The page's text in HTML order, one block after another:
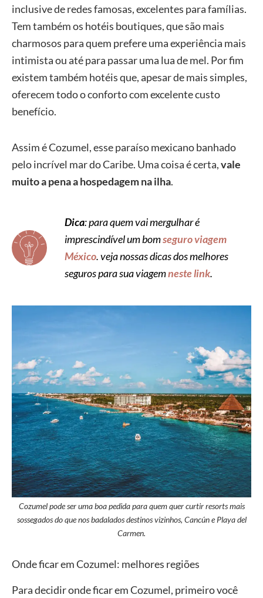
inclusive de redes famosas, excelentes para famílias.
Tem também os hotéis boutiques, que são mais
charmosos para quem prefere uma experiência mais
intimista ou até para passar uma lua de mel. Por fim
existem também hotéis que, apesar de mais simples,
oferecem todo o conforto com excelente custo
benefício.
Assim é Cozumel, esse paraíso mexicano banhado
pelo incrível mar do Caribe. Uma coisa é certa,vale
muito a pena a hospedagem na ilha.
Dica: para quem vai mergulhar é
imprescindível um bomseguro viagem
México. veja nossas dicas dos melhores
seguros para sua viagemneste link.
Cozumel pode ser uma boa pedida para quem quer curtir resorts mais
sossegados do que nos badalados destinos vizinhos, Cancún e Playa del
Carmen.
Onde ficar em Cozumel: melhores regiões
Para decidir onde ficar em Cozumel, primeiro você